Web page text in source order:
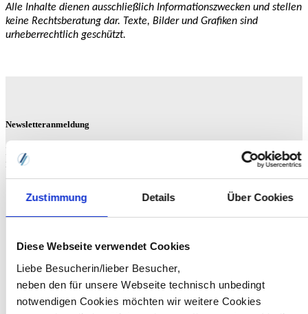
Zustimmung Details Über Cookies
Diese Webseite verwendet Cookies
Liebe Besucherin/lieber Besucher,
neben den für unsere Webseite technisch unbedingt
notwendigen Cookies möchten wir weitere Cookies
Alle Inhalte dienen ausschließlich Informationszwecken und stellen
keine Rechtsberatung dar. Texte, Bilder und Grafiken sind
urheberrechtlich geschützt.
Newsletteranmeldung
Neuigkeiten und Tipps
rund um HR-Themen